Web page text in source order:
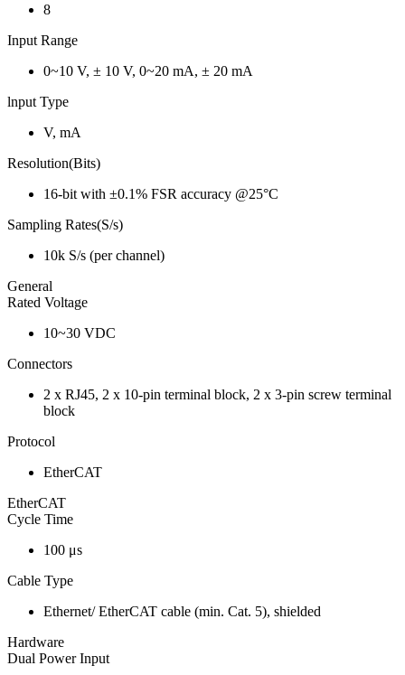
8
Input Range
0~10 V, ± 10 V, 0~20 mA, ± 20 mA
lnput Type
V, mA
Resolution(Bits)
16-bit with ±0.1% FSR accuracy @25°C
Sampling Rates(S/s)
10k S/s (per channel)
General
Rated Voltage
10~30 VDC
Connectors
2 x RJ45, 2 x 10-pin terminal block, 2 x 3-pin screw terminal
block
Protocol
EtherCAT
EtherCAT
Cycle Time
100 μs
Cable Type
Ethernet/ EtherCAT cable (min. Cat. 5), shielded
Hardware
Dual Power Input